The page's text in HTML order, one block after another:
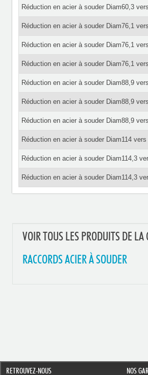
Réduction en acier à souder Diam60,3
Réduction en acier à souder Diam76,1
Réduction en acier à souder Diam76,1
Réduction en acier à souder Diam76,1
Réduction en acier à souder Diam88,9
Réduction en acier à souder Diam88,9
Réduction en acier à souder Diam88,9
Réduction en acier à souder Diam114
Réduction en acier à souder Diam114,3
Réduction en acier à souder Diam114,3
VOIR TOUS LES PRODUITS DE LA
RACCORDS ACIER À SOUDER
RETROUVEZ-NOUS NOS